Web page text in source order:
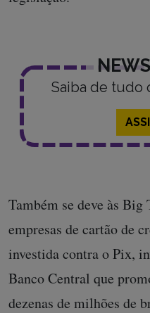
Saiba de tudo
Também se deve às Big
empresas de cartão de
investida contra o Pix,
Banco Central que
dezenas de milhões de